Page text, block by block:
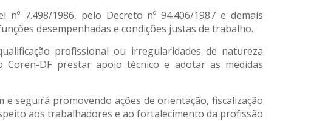
7.498/1986, pelo Decreto nº 94.406/1987 e demais
desempenhadas e condições justas de trabalho.
profissional ou irregularidades de natureza
DF prestar apoio técnico e adotar as medidas
seguirá promovendo ações de orientação, fiscalização
aos trabalhadores e ao fortalecimento da profissão